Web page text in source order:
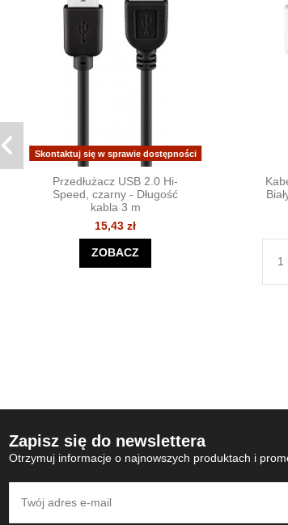
Skontaktuj się w sprawie dostępności
Przedłużacz USB 2.0 Hi-
Speed, czarny - Długość
kabla 3 m
15,43 zł
ZOBACZ
Zapisz się do newslettera
Otrzymuj informacje o najnowszych produktach i